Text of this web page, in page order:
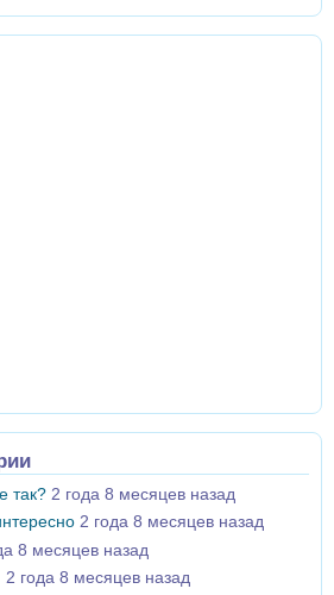
так? 2 года 8 месяцев назад
2 года 8 месяцев назад
8 месяцев назад
2 года 8 месяцев назад